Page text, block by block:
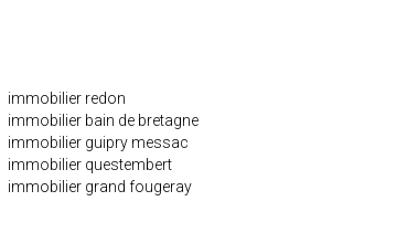
immobilier redon
immobilier bain de bretagne
immobilier guipry messac
immobilier questembert
immobilier grand fougeray